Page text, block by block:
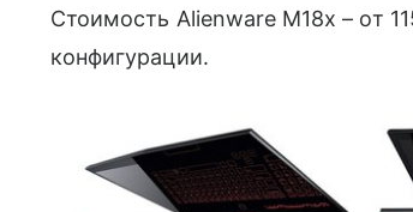
Стоимость Alienware M18x – от
конфигурации.